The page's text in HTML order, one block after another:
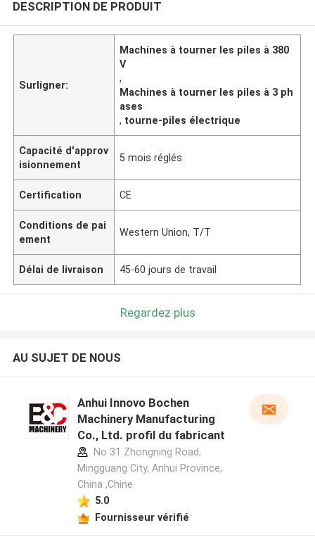
DESCRIPTION DE PRODUIT
Surligner:
Machines à tourner les piles à 380
V
,
Machines à tourner les piles à 3 ph
ases
, tourne-piles électrique
Capacité d'approv
isionnement
5 mois réglés
Certification CE
Conditions de pai
ement
Western Union, T/T
Délai de livraison 45-60 jours de travail
Regardez plus
AU SUJET DE NOUS
Anhui Innovo Bochen
Machinery Manufacturing
Co., Ltd. profil du fabricant
No 31 Zhongning Road,
Mingguang City, Anhui Province,
China ,Chine
5.0
Fournisseur vérifié